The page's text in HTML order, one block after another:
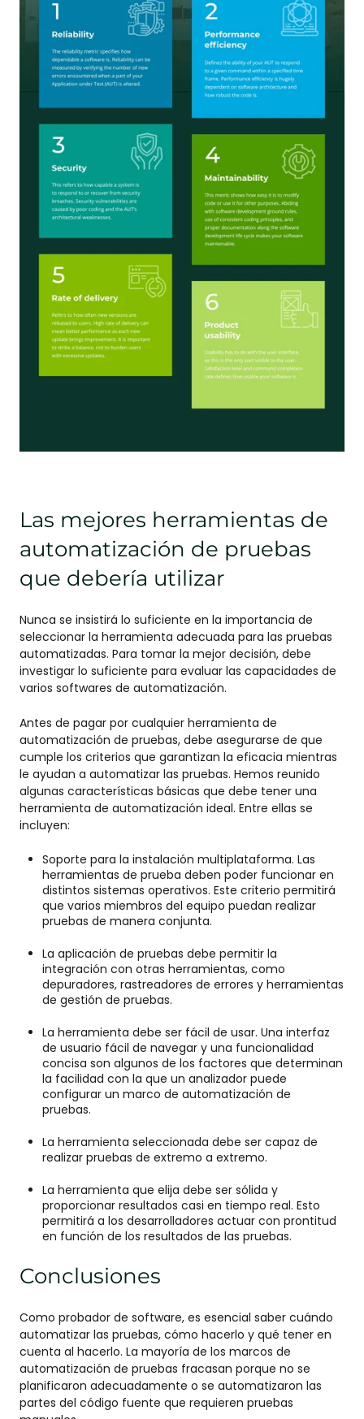
Las mejores herramientas de
automatización de pruebas
que debería utilizar
Nunca se insistirá lo suficiente en la importancia de
seleccionar la herramienta adecuada para las pruebas
automatizadas. Para tomar la mejor decisión, debe
investigar lo suficiente para evaluar las capacidades de
varios softwares de automatización.
Antes de pagar por cualquier herramienta de
automatización de pruebas, debe asegurarse de que
cumple los criterios que garantizan la eficacia mientras
le ayudan a automatizar las pruebas. Hemos reunido
algunas características básicas que debe tener una
herramienta de automatización ideal. Entre ellas se
incluyen:
Soporte para la instalación multiplataforma. Las
herramientas de prueba deben poder funcionar en
distintos sistemas operativos. Este criterio permitirá
que varios miembros del equipo puedan realizar
pruebas de manera conjunta.
La aplicación de pruebas debe permitir la
integración con otras herramientas, como
depuradores, rastreadores de errores y herramientas
de gestión de pruebas.
La herramienta debe ser fácil de usar. Una interfaz
de usuario fácil de navegar y una funcionalidad
concisa son algunos de los factores que determinan
la facilidad con la que un analizador puede
configurar un marco de automatización de
pruebas.
La herramienta seleccionada debe ser capaz de
realizar pruebas de extremo a extremo.
La herramienta que elija debe ser sólida y
proporcionar resultados casi en tiempo real. Esto
permitirá a los desarrolladores actuar con prontitud
en función de los resultados de las pruebas.
Conclusiones
Como probador de software, es esencial saber cuándo
automatizar las pruebas, cómo hacerlo y qué tener en
cuenta al hacerlo. La mayoría de los marcos de
automatización de pruebas fracasan porque no se
planificaron adecuadamente o se automatizaron las
partes del código fuente que requieren pruebas